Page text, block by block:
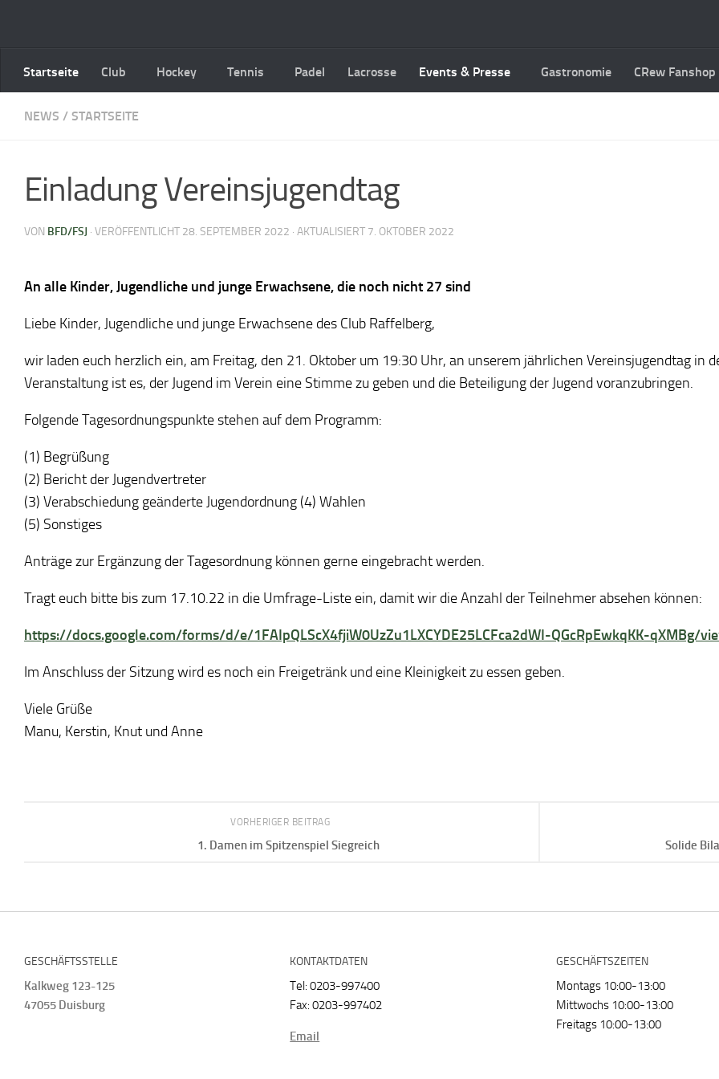
Startseite Club Hockey Tennis Padel Lacrosse Events & Presse Gastronomie CRew Fanshop
NEWS / STARTSEITE
Einladung Vereinsjugendtag
VON BFD/FSJ · VERÖFFENTLICHT 28. SEPTEMBER 2022 · AKTUALISIERT 7. OKTOBER 2022
An alle Kinder, Jugendliche und junge Erwachsene, die noch nicht 27 sind
Liebe Kinder, Jugendliche und junge Erwachsene des Club Raffelberg,
wir laden euch herzlich ein, am Freitag, den 21. Oktober um 19:30 Uhr, an unserem jährlichen Vereinsjugendtag in
Veranstaltung ist es, der Jugend im Verein eine Stimme zu geben und die Beteiligung der Jugend voranzubringen.
Folgende Tagesordnungspunkte stehen auf dem Programm:
(1) Begrüßung
(2) Bericht der Jugendvertreter
(3) Verabschiedung geänderte Jugendordnung (4) Wahlen
(5) Sonstiges
Anträge zur Ergänzung der Tagesordnung können gerne eingebracht werden.
Tragt euch bitte bis zum 17.10.22 in die Umfrage-Liste ein, damit wir die Anzahl der Teilnehmer absehen können:
https://docs.google.com/forms/d/e/1FAIpQLScX4fjiW0UzZu1LXCYDE25LCFca2dWI-QGcRpEwkqKK-qXMBg/
Im Anschluss der Sitzung wird es noch ein Freigetränk und eine Kleinigkeit zu essen geben.
Viele Grüße
Manu, Kerstin, Knut und Anne
Solide
VORHERIGER BEITRAG
1. Damen im Spitzenspiel Siegreich
GESCHÄFTSSTELLE
Kalkweg 123-125
47055 Duisburg
KONTAKTDATEN
Tel: 0203-997400
Fax: 0203-997402
Email
GESCHÄFTSZEITEN
Montags 10:00-13:00
Mittwochs 10:00-13:00
Freitags 10:00-13:00